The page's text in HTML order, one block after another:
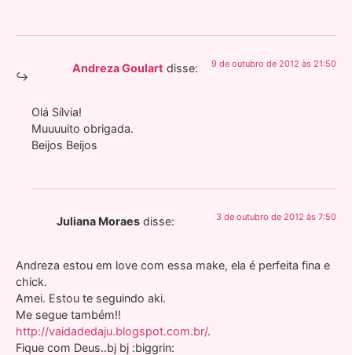
Andreza Goulart disse: 9 de outubro de 2012 às 21:50
Olá Sílvia!
Muuuuito obrigada.
Beijos Beijos
Juliana Moraes disse: 3 de outubro de 2012 às 7:50
Andreza estou em love com essa make, ela é perfeita fina e
chick.
Amei. Estou te seguindo aki.
Me segue também!!
http://vaidadedaju.blogspot.com.br/.
Fique com Deus..bj bj :biggrin: